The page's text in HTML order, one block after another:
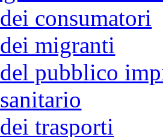
consumatori
migranti
pubblico
trasporti